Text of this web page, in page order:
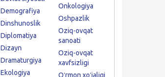
Demografiya
Dinshunoslik
Diplomatiya
Dizayn
Dramaturgiya
Ekologiya
Onkologiya
Oshpazlik
Oziq-ovqat
sanoati
Oziq-ovqat
xavfsizligi
Oʻrmon xoʻjaligi